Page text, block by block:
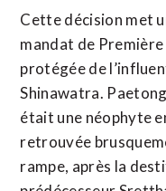
Cette décision met
mandat de
protégée de
Shinawatra.
était une néophyte
retrouvée
rampe, après la